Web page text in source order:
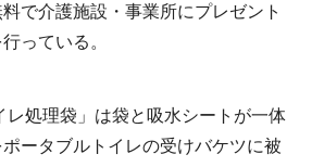
料で介護施設・事業所にプレゼント
行っている。
処理袋」は袋と吸水シートが一体
ータブルトイレの受けバケツに被